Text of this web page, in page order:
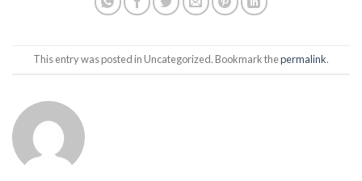
This entry was posted in Uncategorized. Bookmark thepermalink.